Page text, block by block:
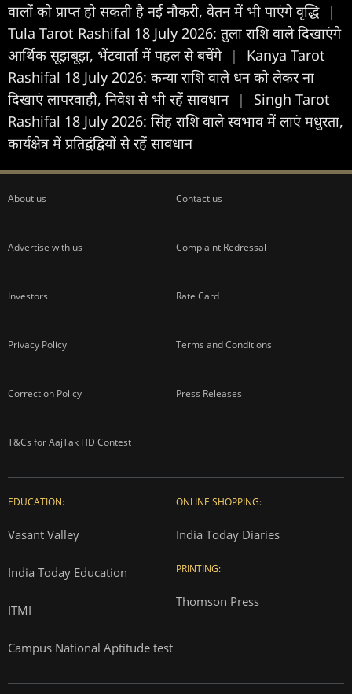
वालों को प्राप्त हो सकती है नई नौकरी, वेतन में भी पाएंगे वृद्धि |
Tula Tarot Rashifal 18 July 2026: तुला राशि वाले दिखाएंगे
आर्थिक सूझबूझ, भेंटवार्ता में पहल से बचेंगे |
Kanya Tarot
Rashifal 18 July 2026: कन्या राशि वाले धन को लेकर ना
दिखाएं लापरवाही, निवेश से भी रहें सावधान |
Singh Tarot
Rashifal 18 July 2026: सिंह राशि वाले स्वभाव में लाएं मधुरता,
कार्यक्षेत्र में प्रतिद्वंद्वियों से रहें सावधान
About us Contact us
Advertise with us Complaint Redressal
Investors Rate Card
Privacy Policy Terms and Conditions
Correction Policy Press Releases
T&Cs for AajTak HD Contest
EDUCATION:
Vasant Valley
India Today Education
ITMI
Campus National Aptitude test
ONLINE SHOPPING:
India Today Diaries
PRINTING:
Thomson Press